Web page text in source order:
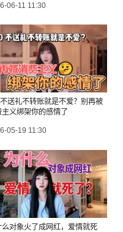
06-11 11:30
送礼不转账就是不爱？别再被
主义绑架你的感情了
05-19 11:30
么对象火了成网红，爱情就死